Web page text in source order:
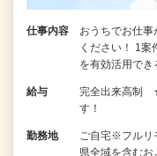
仕事内容
おうちでお仕
ください！ 1
を有効活用で
給与
完全出来高制
す！
勤務地
ご自宅※フルリ
県全域を含む